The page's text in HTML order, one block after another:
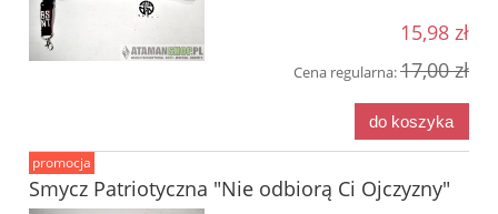
15,98 zł
Cena regularna:17,00 zł
do koszyka
Smycz Patriotyczna "Nie odbiorą Ci Ojczyzny"
promocja